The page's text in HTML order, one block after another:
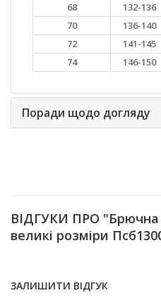
68
132-136
70
136-140
72
141-145
74
146-150
Поради щодо догляду
ВІДГУКИ ПРО "Брючна
великі розміри
ЗАЛИШИТИ ВІДГУК